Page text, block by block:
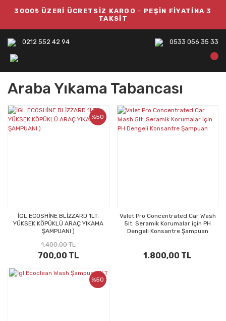
3000₺ ÜZERİ ÜCRETSİZ KARGO - PEŞİN FİYATİNA 3
TAKSİT
0212 552 42 94 0533 056 35 33
Araba Yıkama Tabancası
%50
İGL ECOSHİNE BLİZZARD 1LT.
YÜKSEK KÖPÜKLÜ ARAÇ YIKAMA
ŞAMPUANI )
1.400,00 TL
700,00 TL
Valet Pro Concentrated Car Wash
5lt. Seramik Korumalar için PH
Dengeli Konsantre Şampuan
1.800,00 TL
%50